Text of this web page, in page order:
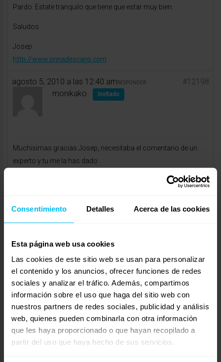
Consentimiento Detalles Acerca de las cookies
Esta página web usa cookies
Las cookies de este sitio web se usan para personalizar
el contenido y los anuncios, ofrecer funciones de redes
sociales y analizar el tráfico. Además, compartimos
información sobre el uso que haga del sitio web con
nuestros partners de redes sociales, publicidad y análisis
web, quienes pueden combinarla con otra información
que les haya proporcionado o que hayan recopilado a
partir del uso que haya hecho de sus servicios.
Pardo. Estate tranquilo que tiene que estar muy bien.
Saludos
Josep
http://www.onnadescans.com
agosto 5, 2010 a las 12:40 am #12198
RESPONDER
monikako Invitado
Muchisimas gracias Josep, necesitaba el comentario de un
experto y tu me la has dado
Ana Rosa Invitado
Hola, estoy a punto de comprarme un colchón como el tuyo,
sin embargo, acabo de leer a un usuario de este colchón «que
es muy cómodo, pero da mucho calor». Es cierto? qué
resultado te ha dado? nosotros estamos como tú cuando lo
Saludos,
abril 26, 2011 a las 8:21 am